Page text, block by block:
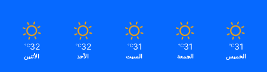
31
℃
الخميس
31
℃
الجمعة
31
℃
السبت
32
℃
الأحد
32
℃
الأثنين